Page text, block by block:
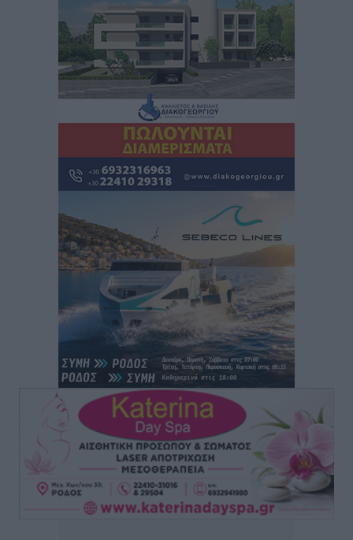
πριν 4 ώρες
Τα φοιτητικά ενοίκια «τινάζουν στον αέρα» τους
οικογενειακούς προϋπολογισμούς
Δύο νέοι ξενώνες παραδόθηκαν στις Ένοπλες
Δυνάμεις στη νήσο Ρω
Τοπικές Ειδήσεις• πριν 4 ώρες
Συνεχίζεται η έξοδος του Αυγούστου – Πάνω από
34.000 αναχωρούν σήμερα μόνο από τον Πειραιά
Ειδήσεις• πριν 4 ώρες
Μόνιμες θέσεις στους παιδικούς σταθμούς: Οι
προϋποθέσεις, η 24μηνη εμπειρία και οι προθεσμίες
για τους δήμους
πριν 4 ώρες
Δεύτερη πηγή εισοδήματος για τους επαγγελματίες
ψαράδες ο αλιευτικός τουρισμός
Ειδήσεις πριν 4 ώρες
Μαρία Εκμεκτσίογλου: Η πίστη μου είναι το
μεγαλύτερο στήριγμα μου – Το προσκύνημα στην ιερά
Μονή Πανορμίτη